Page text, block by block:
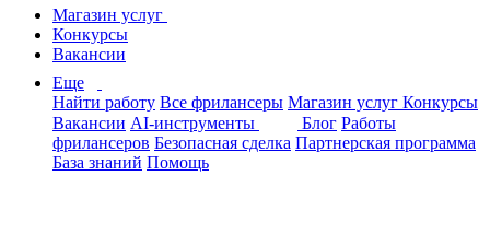
Магазин услуг
Конкурсы
Вакансии
Еще
Найти работу Все фрилансеры Магазин услуг Конкурсы
Вакансии AI-инструменты Блог Работы
фрилансеров Безопасная сделка Партнерская программа
База знаний Помощь